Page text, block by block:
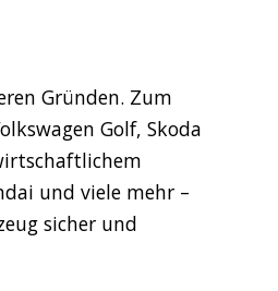
Gründen. Zum
Golf, Skoda
und viele mehr –
sicher und